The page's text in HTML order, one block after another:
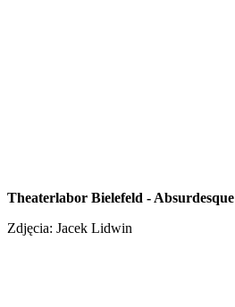
Theaterlabor Bielefeld - Absurdesque
Zdjęcia: Jacek Lidwin